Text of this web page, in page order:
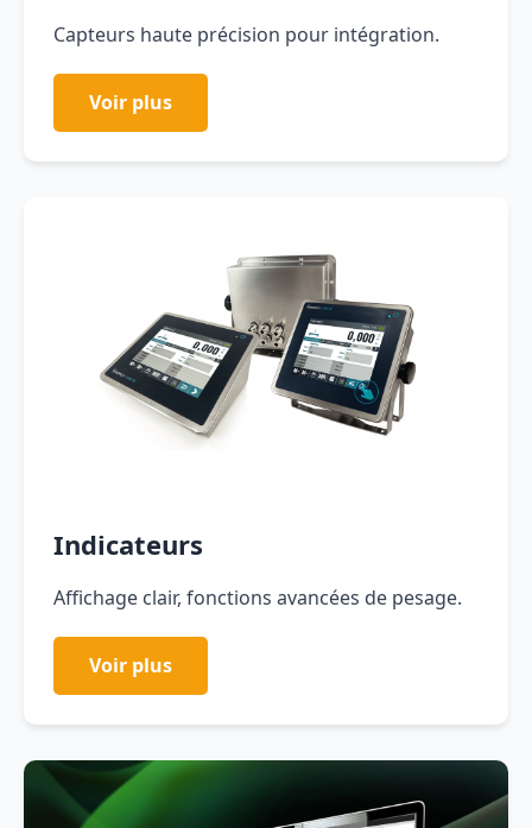
Capteurs haute précision pour intégration.
Voir plus
Indicateurs
Affichage clair, fonctions avancées de pesage.
Voir plus